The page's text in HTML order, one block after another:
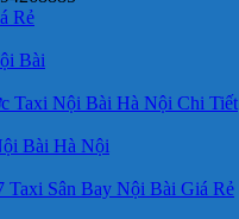
Rẻ
Bài
Taxi Nội Bài Hà Nội Chi Tiết
Bài Hà Nội
Taxi Sân Bay Nội Bài Giá Rẻ